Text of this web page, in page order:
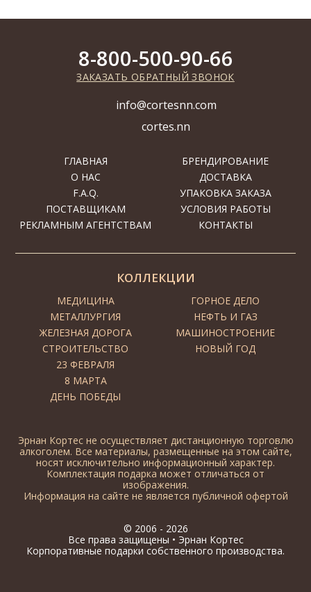
ГЛАВНАЯ
О НАС
F.A.Q.
БРЕНДИРОВАНИЕ
ДОСТАВКА
УПАКОВКА ЗАКАЗА
ПОСТАВЩИКАМ
РЕКЛАМНЫМ АГЕНТСТВАМ
УСЛОВИЯ РАБОТЫ
КОНТАКТЫ
КОЛЛЕКЦИИ
МЕДИЦИНА
МЕТАЛЛУРГИЯ
ЖЕЛЕЗНАЯ ДОРОГА
СТРОИТЕЛЬСТВО
ГОРНОЕ ДЕЛО
НЕФТЬ И ГАЗ
МАШИНОСТРОЕНИЕ
НОВЫЙ ГОД
23 ФЕВРАЛЯ
8 МАРТА
ДЕНЬ ПОБЕДЫ
8-800-500-90-66
ЗАКАЗАТЬ ОБРАТНЫЙ ЗВОНОК
info@cortesnn.com
cortes.nn
Эрнан Кортес не осуществляет дистанционную торговлю
алкоголем. Все материалы, размещенные на этом сайте,
носят исключительно информационный характер.
Комплектация подарка может отличаться от
изображения.
Информация на сайте не является публичной офертой
© 2006 - 2026
Все права защищены • Эрнан Кортес
Корпоративные подарки собственного производства.